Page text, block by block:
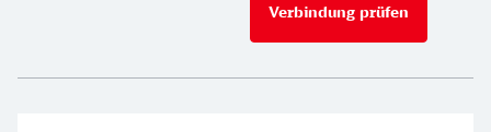
Verbindung prüfen